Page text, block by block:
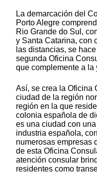
La demarcación del
Porto Alegre
Rio Grande do Sul,
y Santa Catarina, con
las distancias, se
segunda Oficina
que complemente a
Así, se crea la Oficina
ciudad de la región
región en la que
colonia española de
es una ciudad con
industria española,
numerosas empresas
de esta Oficina
atención consular
residentes como